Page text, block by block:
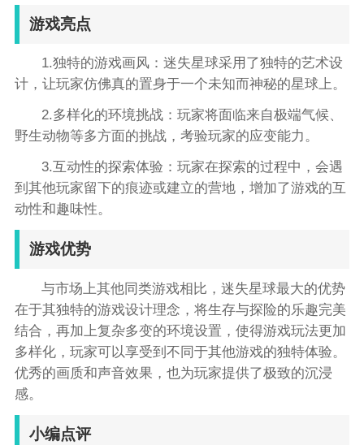
游戏亮点
1.独特的游戏画风：迷失星球采用了独特的艺术设
计，让玩家仿佛真的置身于一个未知而神秘的星球上。
2.多样化的环境挑战：玩家将面临来自极端气候、
野生动物等多方面的挑战，考验玩家的应变能力。
3.互动性的探索体验：玩家在探索的过程中，会遇
到其他玩家留下的痕迹或建立的营地，增加了游戏的互
动性和趣味性。
游戏优势
与市场上其他同类游戏相比，迷失星球最大的优势
在于其独特的游戏设计理念，将生存与探险的乐趣完美
结合，再加上复杂多变的环境设置，使得游戏玩法更加
多样化，玩家可以享受到不同于其他游戏的独特体验。
优秀的画质和声音效果，也为玩家提供了极致的沉浸
感。
小编点评